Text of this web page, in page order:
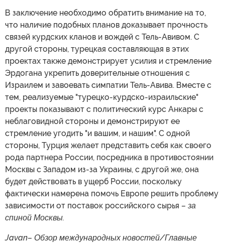
В заключение необходимо обратить внимание на то,
что наличие подобных планов доказывает прочность
связей курдских кланов и вождей с Тель-Авивом. С
другой стороны, турецкая составляющая в этих
проектах также демонстрирует усилия и стремление
Эрдогана укрепить доверительные отношения с
Израилем и завоевать симпатии Тель-Авива. Вместе с
тем, реализуемые "турецко-курдско-израильские"
проекты показывают с политический курс Анкары с
неблаговидной стороны и демонстрируют ее
стремление угодить "и вашим, и нашим". С одной
стороны, Турция желает представить себя как своего
рода партнера России, посредника в противостоянии
Москвы с Западом из-за Украины, с другой же, она
будет действовать в ущерб России, поскольку
фактически намерена помочь Европе решить проблему
зависимости от поставок российского сырья – за
спиной Москвы.
Javan– Обзор международных новостей/Главные